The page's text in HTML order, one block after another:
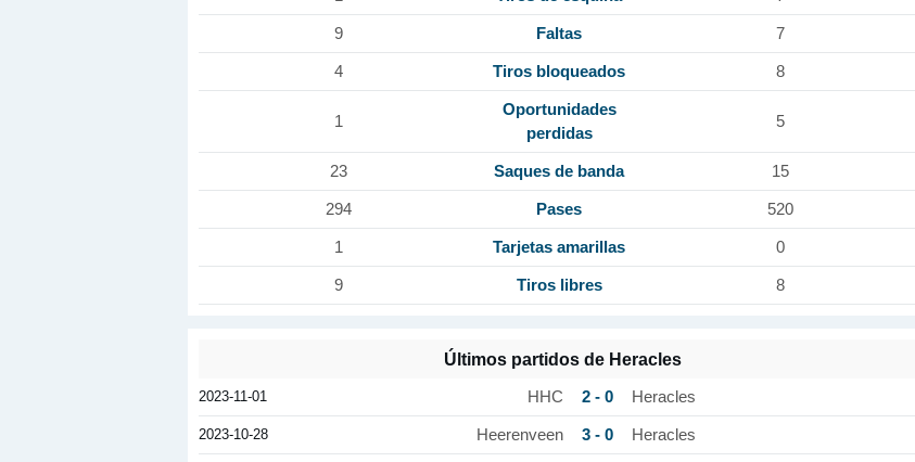
9 Faltas 7
4 Tiros bloqueados 8
1
Oportunidades
perdidas
5
23 Saques de banda 15
294 Pases 520
1 Tarjetas amarillas 0
9 Tiros libres 8
Últimos partidos de Heracles
2023-11-01 HHC 2 - 0 Heracles
2023-10-28 Heerenveen 3 - 0 Heracles